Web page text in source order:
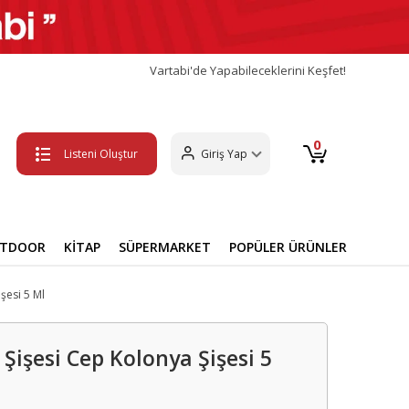
Vartabi'de Yapabileceklerini Keşfet!
Listeni Oluştur Giriş Yap 0
KİTAP SÜPERMARKET POPÜLER ÜRÜNLER
5 Ml
Cep Kolonya Şişesi 5